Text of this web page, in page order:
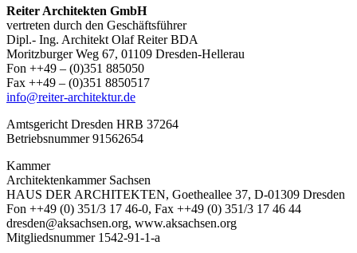
Reiter Architekten GmbH
vertreten durch den Geschäftsführer
Dipl.- Ing. Architekt Olaf Reiter BDA
Moritzburger Weg 67, 01109 Dresden-Hellerau
Fon ++49 – (0)351 885050
Fax ++49 – (0)351 8850517
info@reiter-architektur.de
Amtsgericht Dresden HRB 37264
Betriebsnummer 91562654
Kammer
Architektenkammer Sachsen
HAUS DER ARCHITEKTEN, Goetheallee 37, D-01309 Dresden
Fon ++49 (0) 351/3 17 46-0, Fax ++49 (0) 351/3 17 46 44
dresden@aksachsen.org, www.aksachsen.org
Mitgliedsnummer 1542-91-1-a